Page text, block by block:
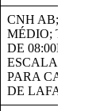
CNH AB;
MÉDIO;
DE 08:00HS
ESCALA
PARA
DE LAFAIETE